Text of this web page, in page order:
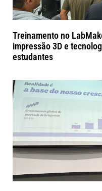
Treinamento no
impressão 3D e
estudantes